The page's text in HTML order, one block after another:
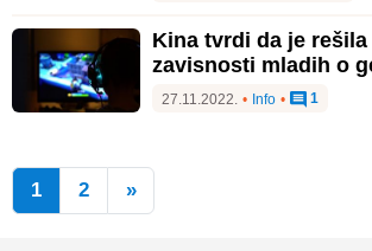
Kina tvrdi da je
zavisnosti mladih o
27.11.2022. • Info • 1
1 2 »